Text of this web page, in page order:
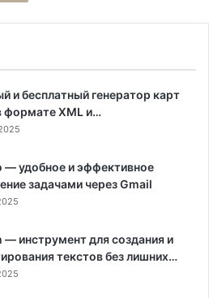
и бесплатный генератор карт
формате XML и…
— удобное и эффективное
задачами через Gmail
— инструмент для создания и
текстов без лишних…